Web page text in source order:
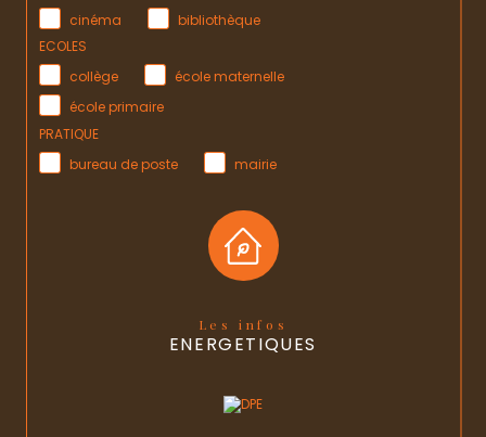
Les infos
ENERGETIQUES
cinéma
bibliothèque
ECOLES
collège
école maternelle
école primaire
PRATIQUE
bureau de poste
mairie